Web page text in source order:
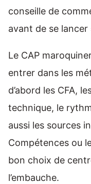
conseille de
avant de se lancer
Le CAP
entrer dans les
d’abord les CFA,
technique, le
aussi les sources
Compétences ou
bon choix de
l’embauche.